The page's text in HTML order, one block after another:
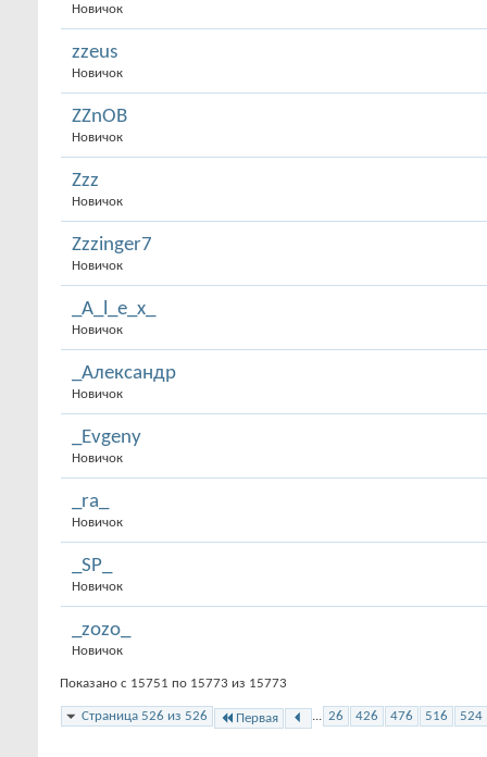
Новичок
zzeus
Новичок
ZZnOB
Новичок
Zzz
Новичок
Zzzinger7
Новичок
_A_l_e_x_
Новичок
_Александр
Новичок
_Evgeny
Новичок
_ra_
Новичок
_SP_
Новичок
_zozo_
Новичок
Показано с 15751 по 15773 из 15773
Страница 526 из 526 Первая ... 26 426 476 516 524